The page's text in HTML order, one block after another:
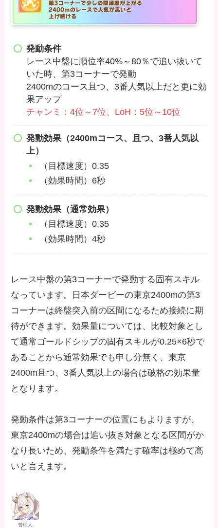
発動条件
レース中盤に順位率40%～80％で追い抜いて
いた時、第3コーナーで発動
2400mのコース且つ、3番人気以上だと更に効
果アップ
チャンミ：4位～7位、LoH：5位～10位
発動効果（2400mコース、且つ、3番人気以
上）
（目標速度）0.35
（効果時間）6秒
発動効果（通常効果）
（目標速度）0.35
（効果時間）4秒
レース中盤の第3コーナーで発動する固有スキル
なっています。日本ダービーの東京2400mの第3
コーナーは終盤突入前の区間になるため接続に期
待ができます。効果量については、比較対象とし
て通常ゴールドシップの固有スキルが0.25×6秒で
あることから通常効果でも申し分無く、東京
2400m且つ、3番人気以上の場合は破格の効果量
となります。
発動条件は第3コーナーの位置にもよりますが、
東京2400mの場合は追い抜き対象となる区間がか
なり長いため、発動条件を満たす確率は極めて高
いと言えます。
管理人